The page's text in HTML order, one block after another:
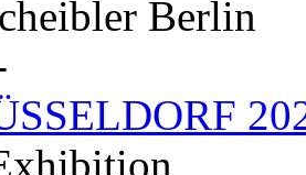
Berlin